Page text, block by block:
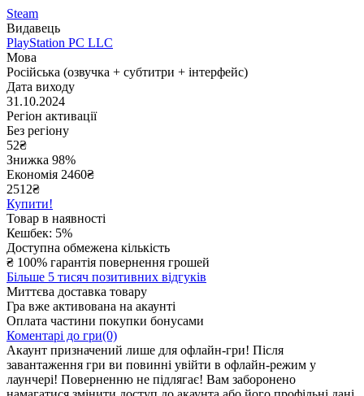
Steam
Видавець
PlayStation PC LLC
Мова
Російська (озвучка + субтитри + інтерфейс)
Дата виходу
31.10.2024
Регіон активації
Без регіону
52₴
Знижка 98%
Економія 2460₴
2512₴
Купити!
Товар в наявності
Кешбек: 5%
Доступна обмежена кількість
₴ 100% гарантія повернення грошей
Більше 5 тисяч позитивних відгуків
Миттєва доставка товару
Гра вже активована на акаунті
Оплата частини покупки бонусами
Коментарі до гри(0)
Акаунт призначений лише для офлайн-гри! Після
завантаження гри ви повинні увійти в офлайн-режим у
лаунчері! Поверненню не підлягає! Вам заборонено